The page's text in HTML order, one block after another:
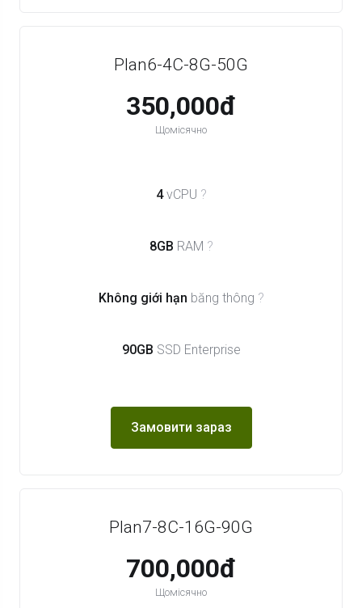
Plan6-4C-8G-50G
350,000đ
Щомісячно
4vCPU ?
8GB RAM ?
Không giới hạn băng thông ?
90GB SSD Enterprise
Замовити зараз
Plan7-8C-16G-90G
700,000đ
Щомісячно